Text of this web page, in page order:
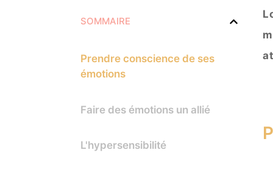
SOMMAIRE
Prendre conscience de ses
émotions
Faire des émotions un allié
L'hypersensibilité